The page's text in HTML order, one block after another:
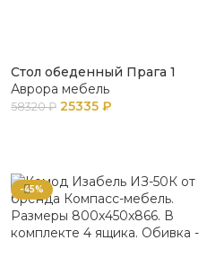
Стол обеденный Прага 1
Аврора мебель
58320₽ 25335 ₽
-45%